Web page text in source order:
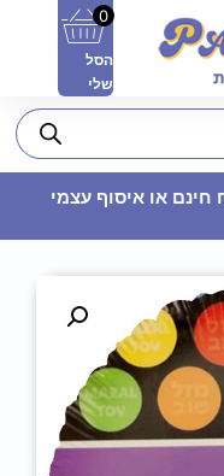
בלון מיילר 32 - תינוק
+
ADD
0
הסל
שלי